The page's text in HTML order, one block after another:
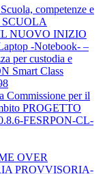
competenze e
SCUOLA
NUOVO INIZIO
-Notebook- –
per custodia e
Smart Class
per il
PROGETTO
FESRPON-CL-
OVER
PROVVISORIA-